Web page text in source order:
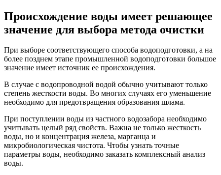
Происхождение воды имеет решающее
значение для выбора метода очистки
При выборе соответствующего способа водоподготовки, а на
более позднем этапе промышленной водоподготовки большое
значение имеет источник ее происхождения.
В случае с водопроводной водой обычно учитывают только
степень жесткости воды. Во многих случаях его уменьшение
необходимо для предотвращения образования шлама.
При поступлении воды из частного водозабора необходимо
учитывать целый ряд свойств. Важна не только жесткость
воды, но и концентрация железа, марганца и
микробиологическая чистота. Чтобы узнать точные
параметры воды, необходимо заказать комплексный анализ
воды.